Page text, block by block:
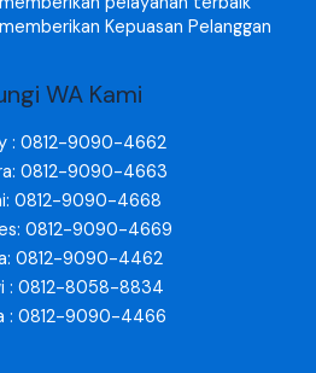
Kepuasan Pelanggan
WA Kami
: 0812-9090-4662
0812-9090-4663
0812-9090-4668
0812-9090-4669
0812-9090-4462
: 0812-8058-8834
: 0812-9090-4466